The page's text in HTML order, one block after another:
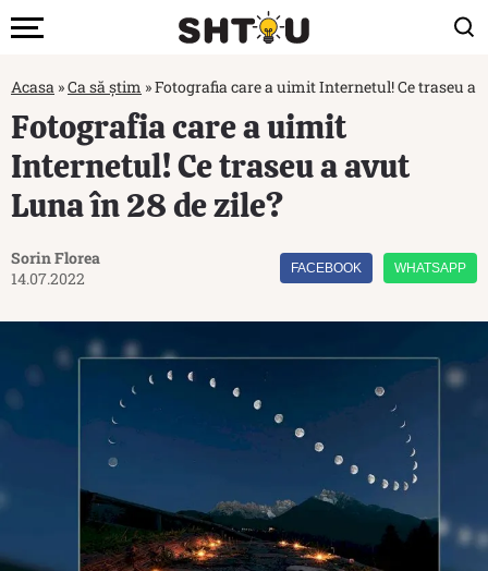
Acasa »Ca să știm »Fotografia care a uimit Internetul! Ce traseu a
Fotografia care a uimit
Internetul! Ce traseu a avut
Luna în 28 de zile?
Sorin Florea
14.07.2022
FACEBOOK WHATSAPP